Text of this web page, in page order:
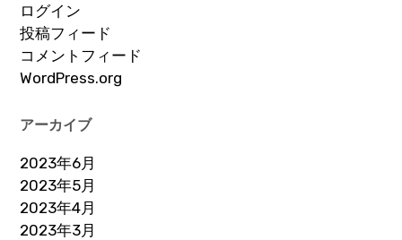
ログイン
投稿フィード
コメントフィード
WordPress.org
アーカイブ
2023年6月
2023年5月
2023年4月
2023年3月